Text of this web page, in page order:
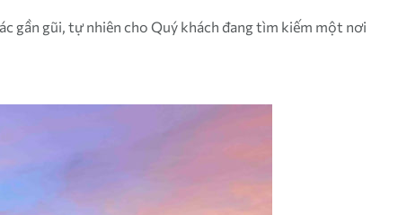
gần gũi, tự nhiên cho Quý khách đang tìm kiếm một nơi